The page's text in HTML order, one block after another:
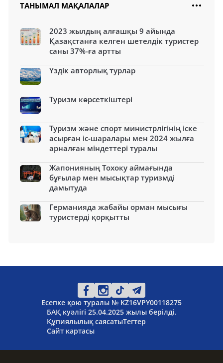
ТАНЫМАЛ МАҚАЛАЛАР
2023 жылдың алғашқы 9 айында
Қазақстанға келген шетелдік туристер
саны 37%-ға артты
Үздік авторлық турлар
Туризм көрсеткіштері
Туризм және спорт министрлігінің іске
асырған іс-шаралары мен 2024 жылға
арналған міндеттері туралы
Жапонияның Тохоку аймағында
бұғылар мен мысықтар туризмді
дамытуда
Германияда жабайы орман мысығы
туристерді қорқытты
Есепке қою туралы № KZ16VPY00118275
БАҚ куәлігі 25.04.2025 жылы берілді.
Құпиялылық саясатыТегтер
Сайт картасы